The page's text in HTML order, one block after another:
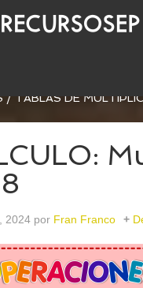
/ TABLAS DE
2024 por Fran Franco